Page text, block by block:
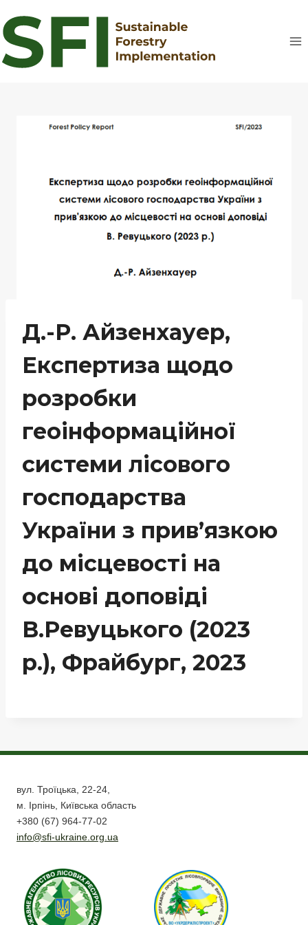
до
вмісту
Д.-Р. Айзенхауер,
Експертиза щодо
розробки
геоінформаційної
системи лісового
господарства
України з прив’язкою
до місцевості на
основі доповіді
В.Ревуцького (2023
р.), Фрайбург, 2023
вул. Троїцька, 22-24,
м. Ірпінь, Київська область
+380 (67) 964-77-02
info@sfi-ukraine.org.ua